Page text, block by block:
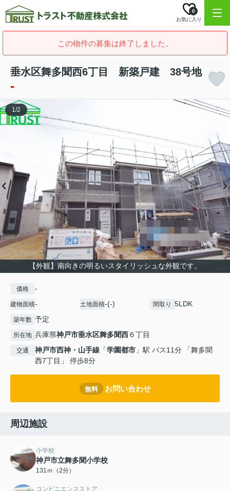
お気に入り
0
この物件の募集は終了しました。
垂水区舞多聞西6丁目 新築戸建 38号地
-
【外観】南向きの明るいスタイリッシュな外観です。
1/2
価格 -
建物面積- 土地面積-(-) 間取り 5LDK
築年数 予定
所在地 兵庫県神戸市垂水区舞多聞西６丁目
交通 神戸市西神・山手線 「学園都市 」駅 バス11分 「舞多聞
西7丁目」 停歩8分
無料 お問い合わせ
周辺施設
小学校
神戸市立舞多聞小学校
131ｍ（2分）
コンビニエンスストア